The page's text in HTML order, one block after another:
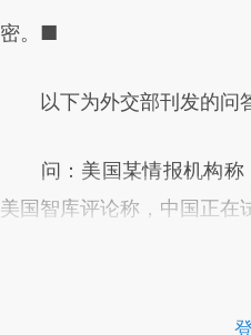
密。■
以下为外交部刊发的问
问：美国某情报机构称
美国智库评论称，中国正在